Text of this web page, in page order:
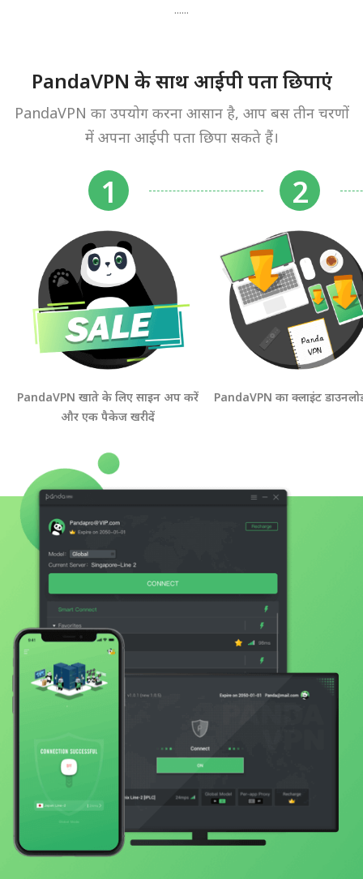
......
PandaVPN के साथ आईपी पता छिपाएं
PandaVPN का उपयोग करना आसान है, आप बस तीन चरणों
में अपना आईपी पता छिपा सकते हैं।
PandaVPN खाते के लिए साइन अप करें
और एक पैकेज खरीदें
PandaVPN का क्लाइंट